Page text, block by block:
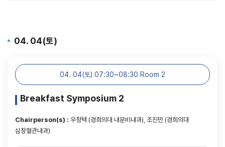
04. 04(토)
04. 04(토) 07:30~08:30 Room 2
Breakfast Symposium 2
Chairperson(s) : 우정택 (경희의대 내분비내과), 조진만 (경희의대
심장혈관내과)